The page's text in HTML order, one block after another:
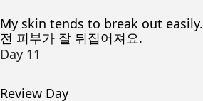
My skin tends to break out easily.
전 피부가 잘 뒤집어져요.
Day 11
Review Day